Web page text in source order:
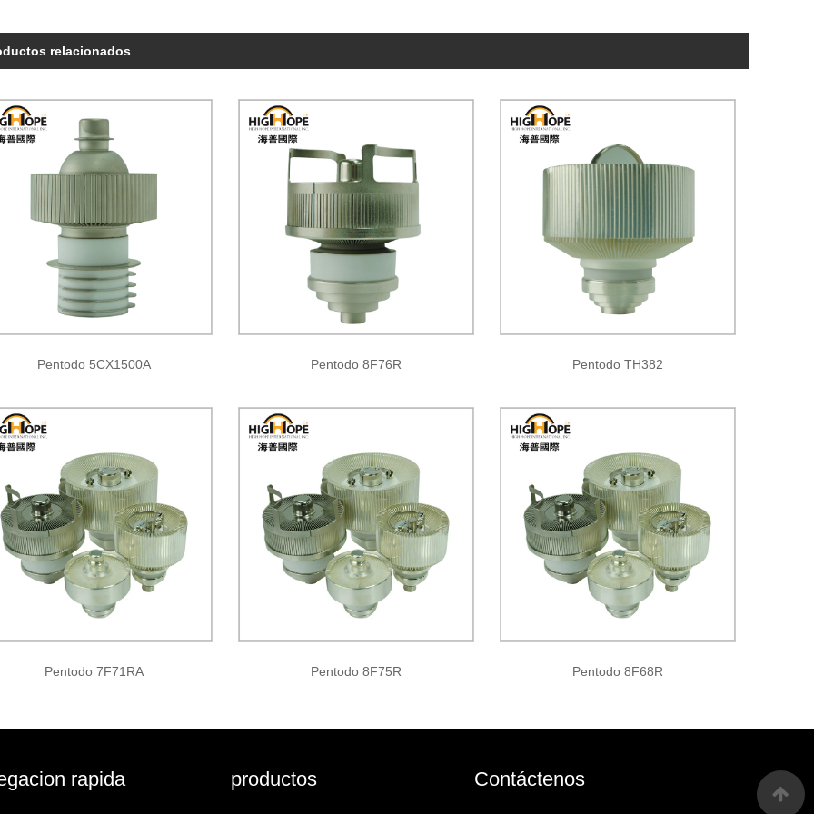
relacionados
Pentodo 5CX1500A Pentodo 8F76R Pentodo TH382
Pentodo 7F71RA Pentodo 8F75R Pentodo 8F68R
rapida productos Contáctenos